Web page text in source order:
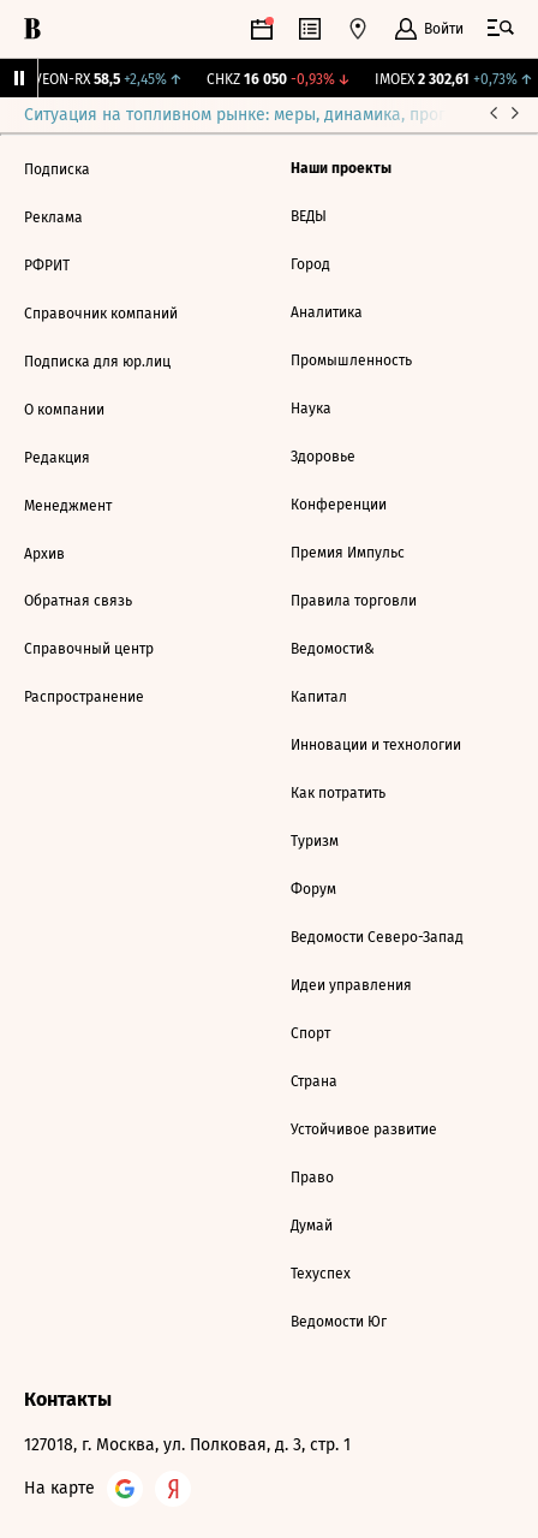
Войти
VEON-RX 58,5 +2,45%↑ CHKZ 16 050 -0,93%↓ IMOEX 2 302,61 +0,73%↑
Ситуация на топливном рынке: меры, динамика, прогнозы
Подписка
Реклама
РФРИТ
Справочник компаний
Подписка для юр.лиц
О компании
Редакция
Менеджмент
Архив
Обратная связь
Справочный центр
Распространение
Наши проекты
ВЕДЫ
Город
Аналитика
Промышленность
Наука
Здоровье
Конференции
Премия Импульс
Правила торговли
Ведомости&
Капитал
Инновации и технологии
Как потратить
Туризм
Форум
Ведомости Северо-Запад
Идеи управления
Спорт
Страна
Устойчивое развитие
Право
Думай
Техуспех
Ведомости Юг
Контакты
127018, г. Москва, ул. Полковая, д. 3, стр. 1
На карте